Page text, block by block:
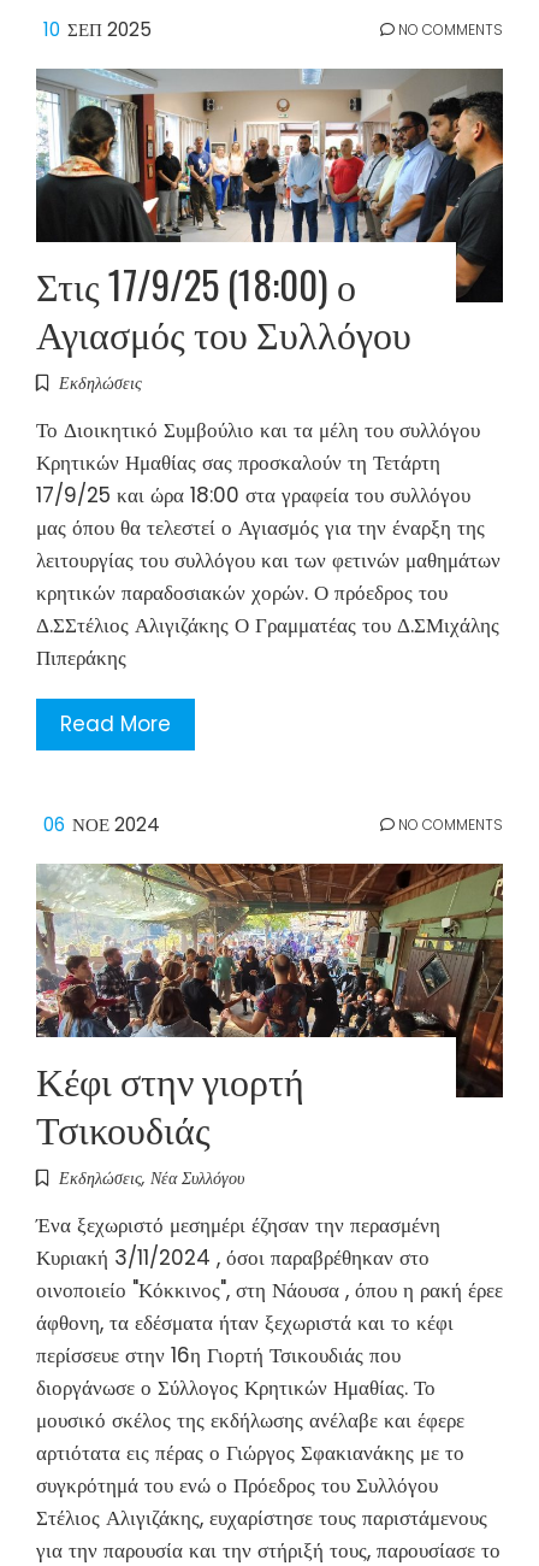
10 ΣΕΠ 2025 NO COMMENTS
Στις 17/9/25 (18:00) ο
Αγιασμός του Συλλόγου
Εκδηλώσεις
Το Διοικητικό Συμβούλιο και τα μέλη του συλλόγου
Κρητικών Ημαθίας σας προσκαλούν τη Τετάρτη
17/9/25 και ώρα 18:00 στα γραφεία του συλλόγου
μας όπου θα τελεστεί ο Αγιασμός για την έναρξη της
λειτουργίας του συλλόγου και των φετινών μαθημάτων
κρητικών παραδοσιακών χορών. Ο πρόεδρος του
Δ.ΣΣτέλιος Αλιγιζάκης Ο Γραμματέας του Δ.ΣΜιχάλης
Πιπεράκης
Read More
06 ΝΟΈ 2024 NO COMMENTS
Κέφι στην γιορτή
Τσικουδιάς
Εκδηλώσεις, Νέα Συλλόγου
Ένα ξεχωριστό μεσημέρι έζησαν την περασμένη
Κυριακή 3/11/2024 , όσοι παραβρέθηκαν στο
οινοποιείο "Κόκκινος", στη Νάουσα , όπου η ρακή έρεε
άφθονη, τα εδέσματα ήταν ξεχωριστά και το κέφι
περίσσευε στην 16η Γιορτή Τσικουδιάς που
διοργάνωσε ο Σύλλογος Κρητικών Ημαθίας. Το
μουσικό σκέλος της εκδήλωσης ανέλαβε και έφερε
αρτιότατα εις πέρας ο Γιώργος Σφακιανάκης με το
συγκρότημά του ενώ ο Πρόεδρος του Συλλόγου
Στέλιος Αλιγιζάκης, ευχαρίστησε τους παριστάμενους
για την παρουσία και την στήριξή τους, παρουσίασε το